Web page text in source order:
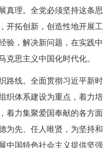
真理。全党必须坚持这条思
开拓创新，创造性地开展工
验，解决新问题，在实践中
思主义中国化时代化。
路线。全面贯彻习近平新时
织体系建设为重点，着力培
着力集聚爱国奉献的各方面
为先、任人唯贤，为坚持和
中国特色社会主义提供坚强